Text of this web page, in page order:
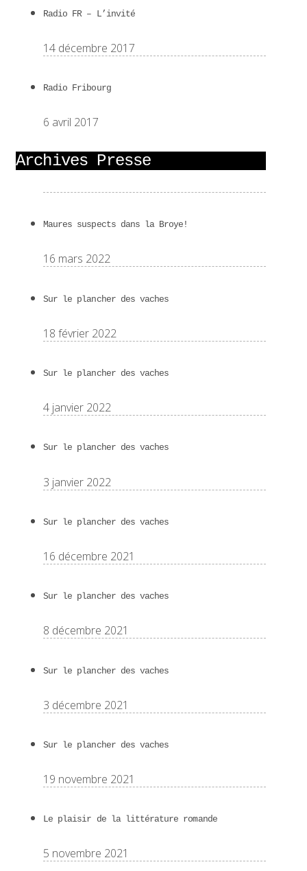
Radio FR – L’invité
14 décembre 2017
Radio Fribourg
6 avril 2017
Archives Presse
Maures suspects dans la Broye!
16 mars 2022
Sur le plancher des vaches
18 février 2022
Sur le plancher des vaches
4 janvier 2022
Sur le plancher des vaches
3 janvier 2022
Sur le plancher des vaches
16 décembre 2021
Sur le plancher des vaches
8 décembre 2021
Sur le plancher des vaches
3 décembre 2021
Sur le plancher des vaches
19 novembre 2021
Le plaisir de la littérature romande
5 novembre 2021